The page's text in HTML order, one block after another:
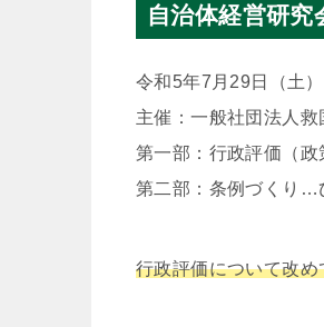
自治体経営研究
令和5年7月29日（土）
主催：一般社団法人
第一部：行政評価（
第二部：条例づくり…
行政評価について改